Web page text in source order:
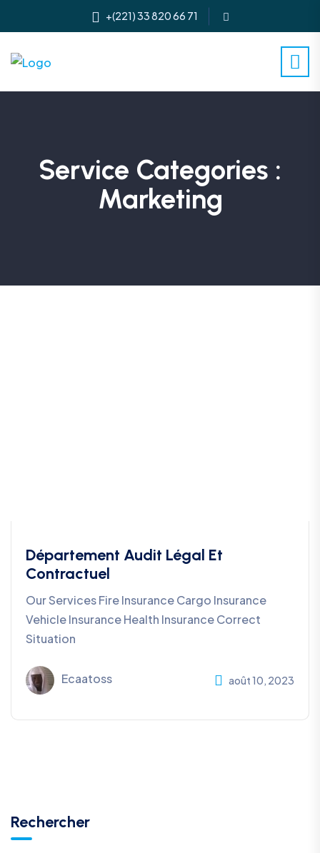
+(221) 33 820 66 71
Service Categories :
Marketing
Département Audit Légal Et
Contractuel
Our Services Fire Insurance Cargo Insurance
Vehicle Insurance Health Insurance Correct
Situation
Ecaatoss août 10, 2023
Rechercher